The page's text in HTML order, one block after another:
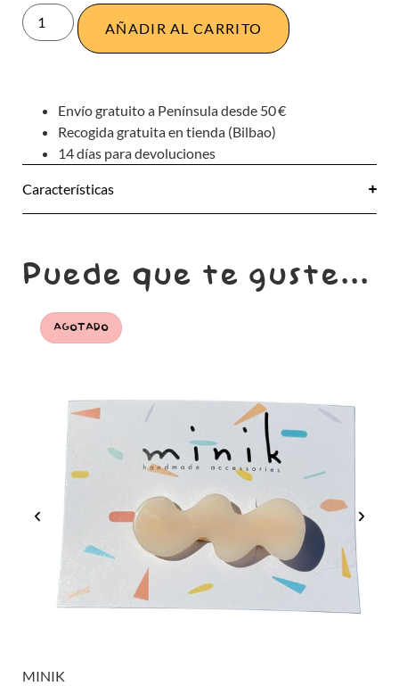
AÑADIR AL CARRITO
Envío gratuito a Península desde 50 €
Recogida gratuita en tienda (Bilbao)
14 días para devoluciones
Características
Puede que te guste...
AGOTADO
MINIK